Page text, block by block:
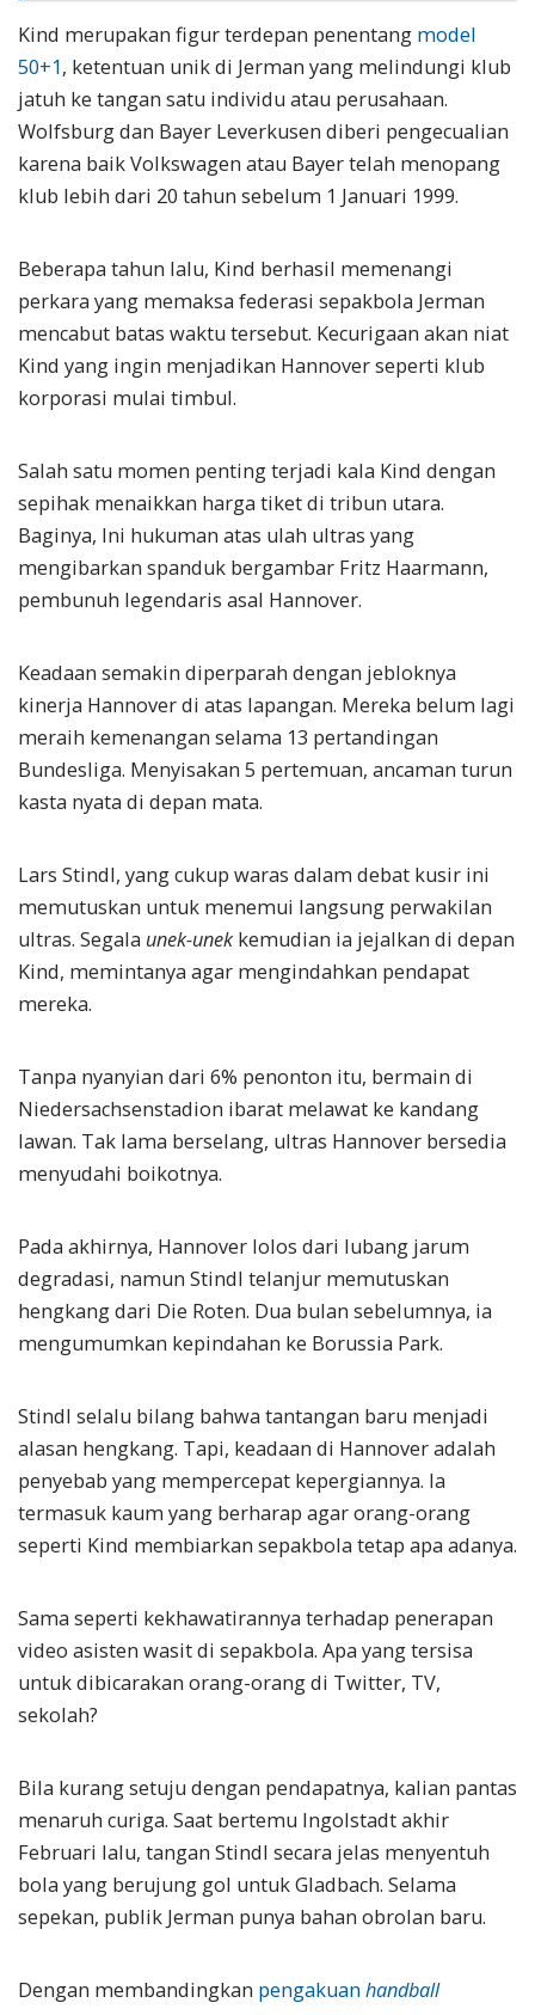
Kind merupakan figur terdepan penentang model
50+1, ketentuan unik di Jerman yang melindungi klub
jatuh ke tangan satu individu atau perusahaan.
Wolfsburg dan Bayer Leverkusen diberi pengecualian
karena baik Volkswagen atau Bayer telah menopang
klub lebih dari 20 tahun sebelum 1 Januari 1999.
Beberapa tahun lalu, Kind berhasil memenangi
perkara yang memaksa federasi sepakbola Jerman
mencabut batas waktu tersebut. Kecurigaan akan niat
Kind yang ingin menjadikan Hannover seperti klub
korporasi mulai timbul.
Salah satu momen penting terjadi kala Kind dengan
sepihak menaikkan harga tiket di tribun utara.
Baginya, Ini hukuman atas ulah ultras yang
mengibarkan spanduk bergambar Fritz Haarmann,
pembunuh legendaris asal Hannover.
Keadaan semakin diperparah dengan jebloknya
kinerja Hannover di atas lapangan. Mereka belum lagi
meraih kemenangan selama 13 pertandingan
Bundesliga. Menyisakan 5 pertemuan, ancaman turun
kasta nyata di depan mata.
Lars Stindl, yang cukup waras dalam debat kusir ini
memutuskan untuk menemui langsung perwakilan
ultras. Segala unek-unekkemudian ia jejalkan di depan
Kind, memintanya agar mengindahkan pendapat
mereka.
Tanpa nyanyian dari 6% penonton itu, bermain di
Niedersachsenstadion ibarat melawat ke kandang
lawan. Tak lama berselang, ultras Hannover bersedia
menyudahi boikotnya.
Pada akhirnya, Hannover lolos dari lubang jarum
degradasi, namun Stindl telanjur memutuskan
hengkang dari Die Roten. Dua bulan sebelumnya, ia
mengumumkan kepindahan ke Borussia Park.
Stindl selalu bilang bahwa tantangan baru menjadi
alasan hengkang. Tapi, keadaan di Hannover adalah
penyebab yang mempercepat kepergiannya. Ia
termasuk kaum yang berharap agar orang-orang
seperti Kind membiarkan sepakbola tetap apa adanya.
Sama seperti kekhawatirannya terhadap penerapan
video asisten wasit di sepakbola. Apa yang tersisa
untuk dibicarakan orang-orang di Twitter, TV,
sekolah?
Bila kurang setuju dengan pendapatnya, kalian pantas
menaruh curiga. Saat bertemu Ingolstadt akhir
Februari lalu, tangan Stindl secara jelas menyentuh
bola yang berujung gol untuk Gladbach. Selama
sepekan, publik Jerman punya bahan obrolan baru.
Dengan membandingkan pengakuanhandball